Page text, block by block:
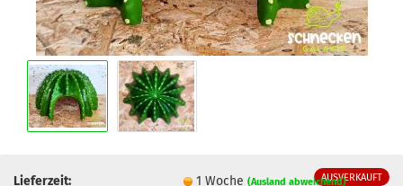
AUSVERKAUFT
Lieferzeit: 1 Woche(Ausland abweichend)